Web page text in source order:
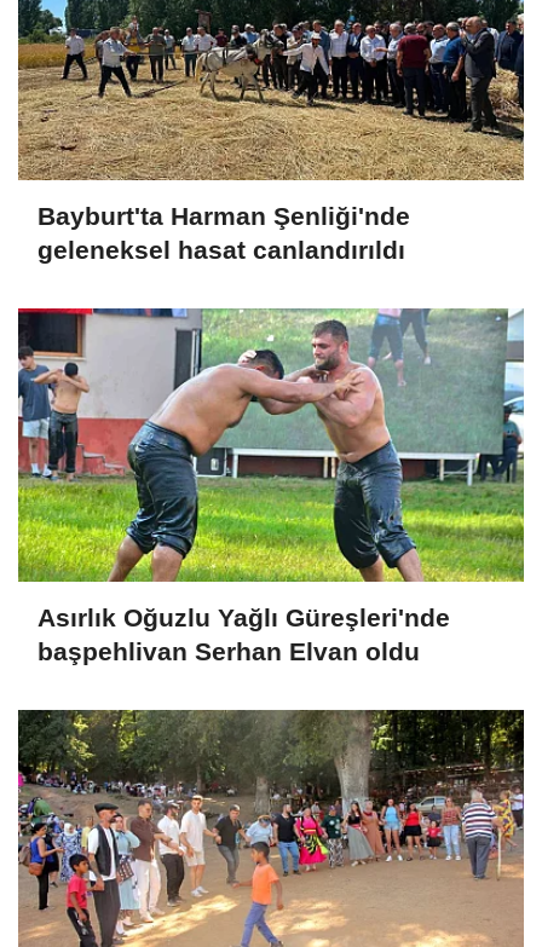
Bayburt'ta Harman Şenliği'nde
geleneksel hasat canlandırıldı
Asırlık Oğuzlu Yağlı Güreşleri'nde
başpehlivan Serhan Elvan oldu